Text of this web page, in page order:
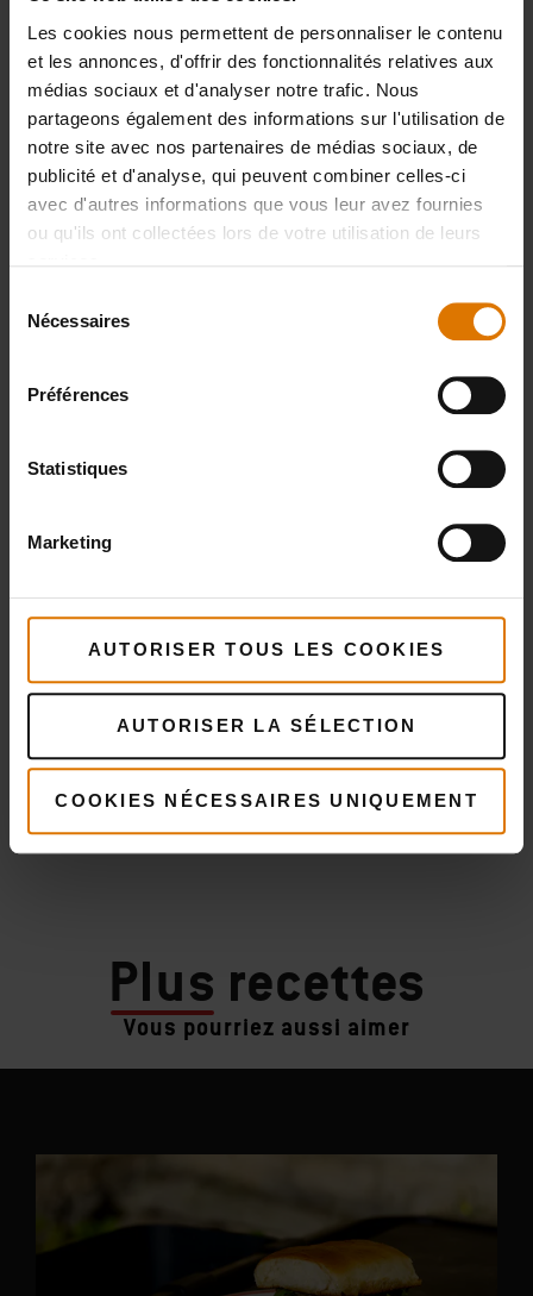
Les cookies nous permettent de personnaliser le contenu
et les annonces, d'offrir des fonctionnalités relatives aux
médias sociaux et d'analyser notre trafic. Nous
partageons également des informations sur l'utilisation de
notre site avec nos partenaires de médias sociaux, de
publicité et d'analyse, qui peuvent combiner celles-ci
avec d'autres informations que vous leur avez fournies
ou qu'ils ont collectées lors de votre utilisation de leurs
Nécessaires
Préférences
Statistiques
Marketing
AUTORISER TOUS LES COOKIES
AUTORISER LA SÉLECTION
COOKIES NÉCESSAIRES UNIQUEMENT
Préparons-nous
Accessoires
recommandés
Plus recettes
Vous pourriez aussi aimer